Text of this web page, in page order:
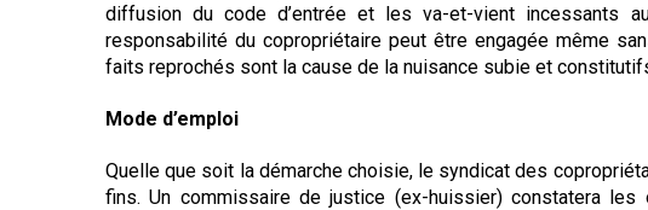
diffusion du code d’entrée et les va-et-vient incessants
responsabilité du copropriétaire peut être engagée même
faits reprochés sont la cause de la nuisance subie et
Mode d’emploi
Quelle que soit la démarche choisie, le syndicat des
fins. Un commissaire de justice (ex-huissier) constatera